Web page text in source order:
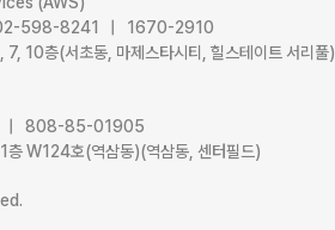
02-598-8241 | 1670-2910
10층(서초동, 마제스타시티, 힐스테이트 서리풀)
| 808-85-01905
층 W124호(역삼동)(역삼동, 센터필드)